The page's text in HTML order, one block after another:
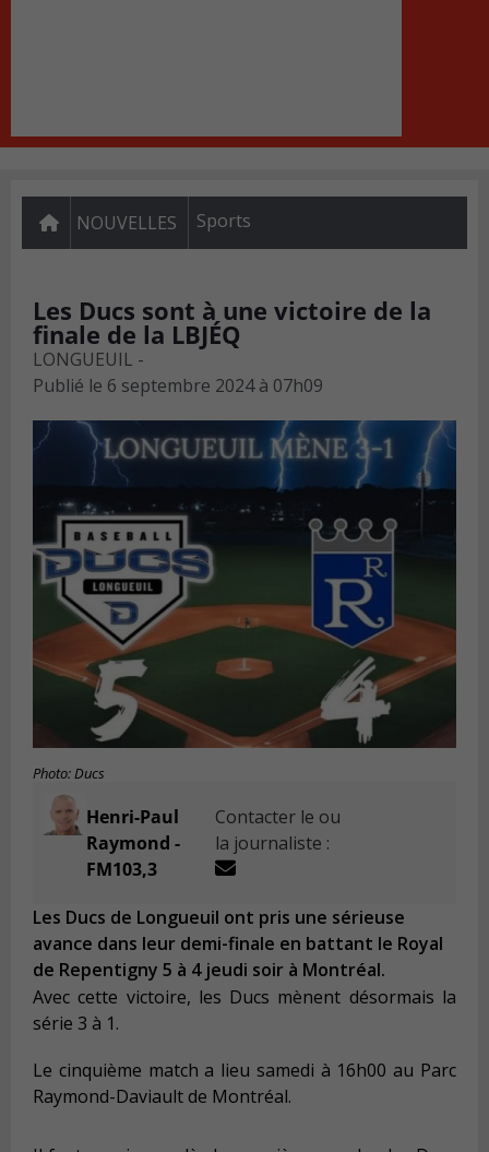
NOUVELLES Sports
Les Ducs sont à une victoire de la
finale de la LBJÉQ
LONGUEUIL -
Publié le 6 septembre 2024 à 07h09
Photo: Ducs
Henri-Paul
Raymond -
FM103,3
Contacter le ou
la journaliste :
Les Ducs de Longueuil ont pris une sérieuse
avance dans leur demi-finale en battant le Royal
de Repentigny 5 à 4 jeudi soir à Montréal.
Avec cette victoire, les Ducs mènent désormais la
série 3 à 1.
Le cinquième match a lieu samedi à 16h00 au Parc
Raymond-Daviault de Montréal.